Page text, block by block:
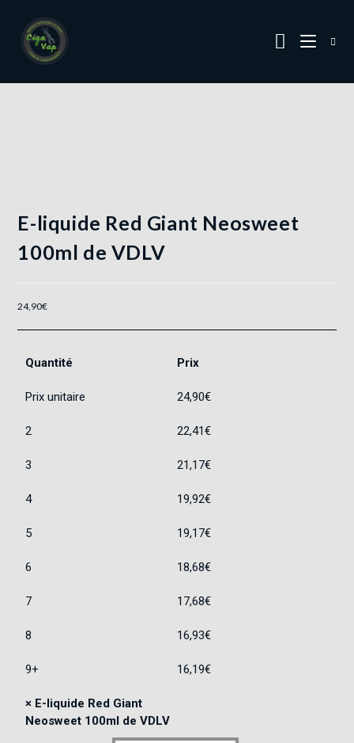
E-liquide Red Giant Neosweet
100ml de VDLV
24,90€
Quantité Prix
Prix unitaire 24,90€
2 22,41€
3 21,17€
4 19,92€
5 19,17€
6 18,68€
7 17,68€
8 16,93€
9+ 16,19€
× E-liquide Red Giant
Neosweet 100ml de VDLV